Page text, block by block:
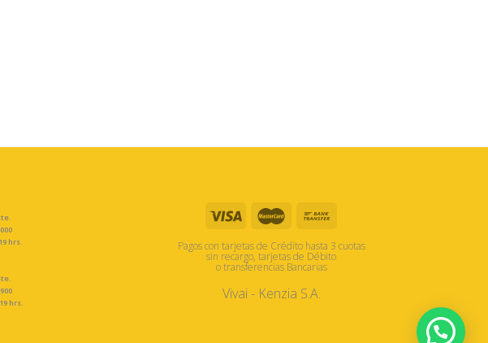
hrs.
hrs.
Pagos con tarjetas de Crédito hasta 3 cuotas
sin recargo, tarjetas de Débito
o transferencias Bancarias
Vivai - Kenzia S.A.